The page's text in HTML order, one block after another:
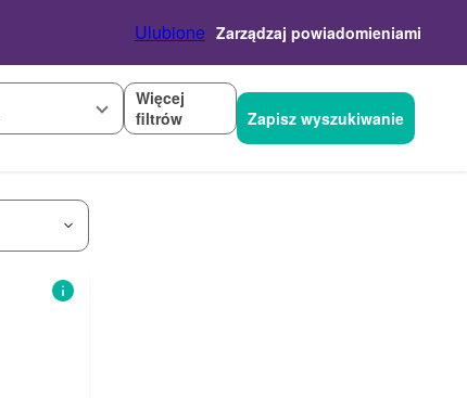
Ulubione Zarządzaj powiadomieniami
Więcej
filtrów
Zapisz wyszukiwanie